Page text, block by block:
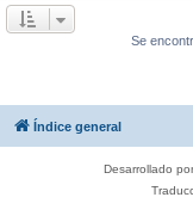
Se
Índice general
Desarrollado